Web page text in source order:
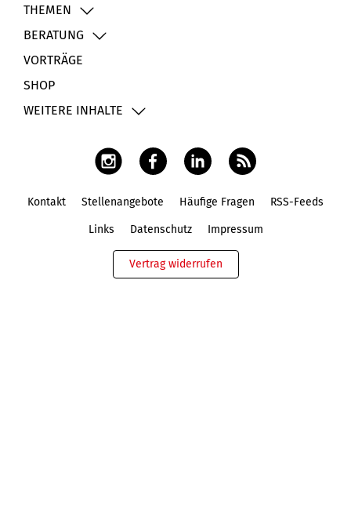
THEMEN
BERATUNG
VORTRÄGE
SHOP
WEITERE INHALTE
Kontakt Stellenangebote Häufige Fragen RSS-Feeds
Links Datenschutz Impressum
Vertrag widerrufen